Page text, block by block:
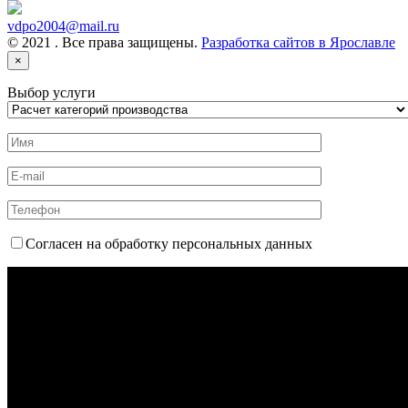
vdpo2004@mail.ru
© 2021 . Все права защищены. Разработка сайтов в Ярославле
×
Выбор услуги
Согласен на обработку персональных данных